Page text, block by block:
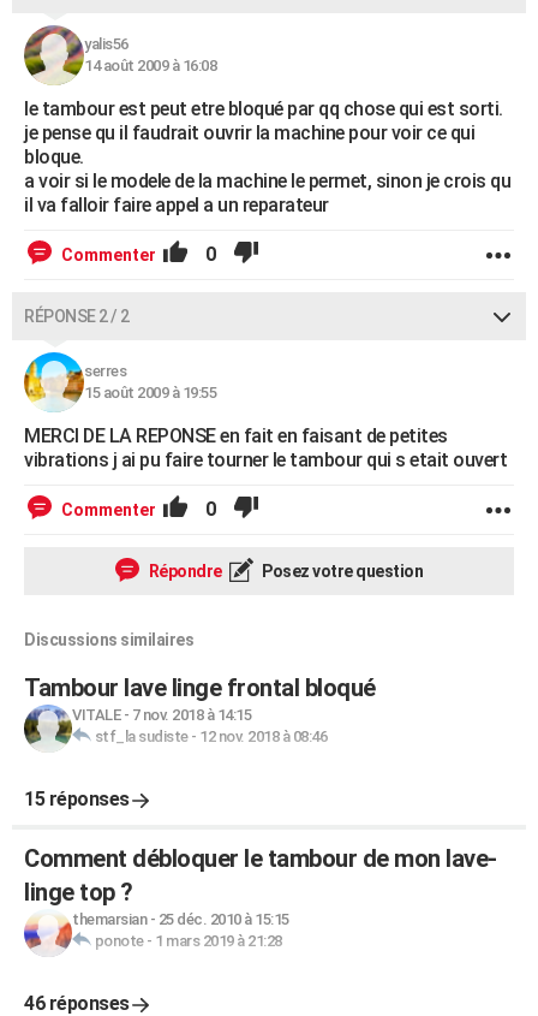
Bricolage
Lifestyle
Culture
Sport
Auto
Television
Voyage
Cinema
yalis56
14 août 2009 à 16:08
le tambour est peut etre bloqué par qq chose qui est sorti.
je pense qu il faudrait ouvrir la machine pour voir ce qui
bloque.
a voir si le modele de la machine le permet, sinon je crois qu
il va falloir faire appel a un reparateur
Commenter 0
RÉPONSE 2 / 2
serres
15 août 2009 à 19:55
MERCI DE LA REPONSE en fait en faisant de petites
vibrations j ai pu faire tourner le tambour qui s etait ouvert
Commenter 0
Répondre Posez votre question
Discussions similaires
Tambour lave linge frontal bloqué
VITALE- 7 nov. 2018 à 14:15
stf_la sudiste- 12 nov. 2018 à 08:46
15 réponses
Comment débloquer le tambour de mon lave-
linge top ?
themarsian- 25 déc. 2010 à 15:15
ponote- 1 mars 2019 à 21:28
46 réponses